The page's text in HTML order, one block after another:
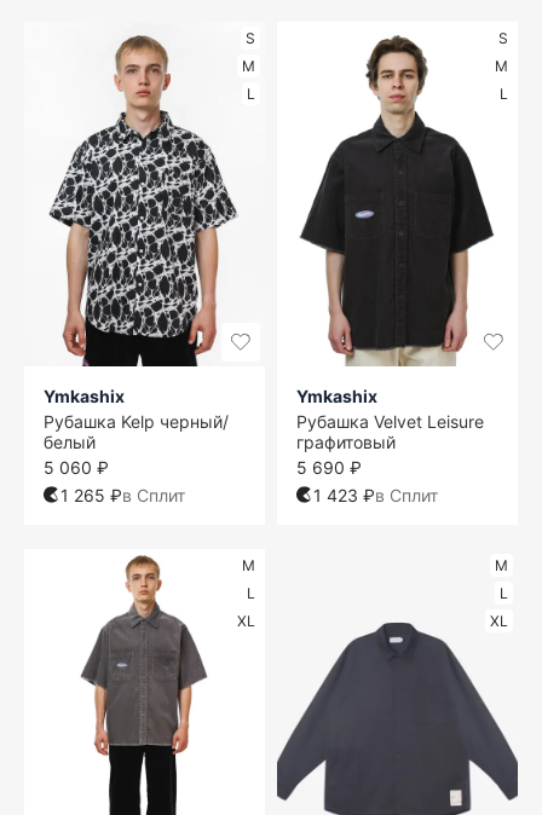
S
M
L
Ymkashix
Рубашка Kelp черный/
белый
5 060 ₽
1 265 ₽в Сплит
S
M
L
Ymkashix
Рубашка Velvet Leisure
графитовый
5 690 ₽
1 423 ₽в Сплит
M
L
XL
M
L
XL